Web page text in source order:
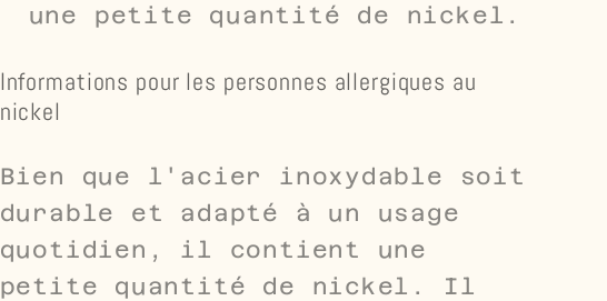
une petite quantité de nickel.
Informations pour les personnes allergiques au
nickel
Bien que l'acier inoxydable soit
durable et adapté à un usage
quotidien, il contient une
petite quantité de nickel. Il